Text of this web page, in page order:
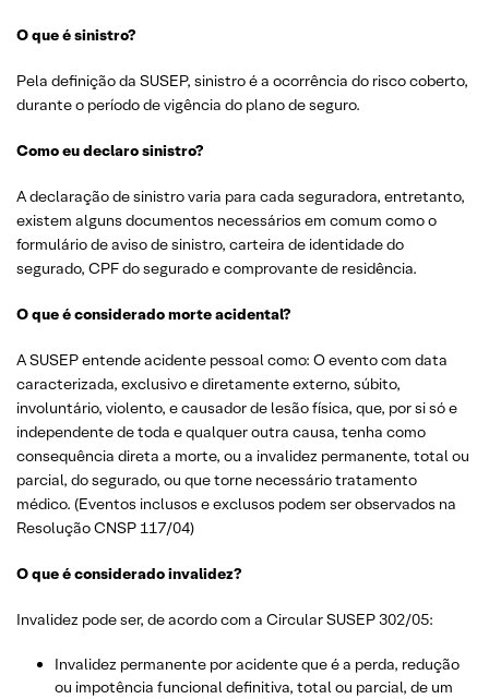
O que é sinistro?
Pela definição da SUSEP, sinistro é a ocorrência do risco coberto,
durante o período de vigência do plano de seguro.
Como eu declaro sinistro?
A declaração de sinistro varia para cada seguradora, entretanto,
existem alguns documentos necessários em comum como o
formulário de aviso de sinistro, carteira de identidade do
segurado, CPF do segurado e comprovante de residência.
O que é considerado morte acidental?
A SUSEP entende acidente pessoal como: O evento com data
caracterizada, exclusivo e diretamente externo, súbito,
involuntário, violento, e causador de lesão física, que, por si só e
independente de toda e qualquer outra causa, tenha como
consequência direta a morte, ou a invalidez permanente, total ou
parcial, do segurado, ou que torne necessário tratamento
médico. (Eventos inclusos e exclusos podem ser observados na
Resolução CNSP 117/04)
O que é considerado invalidez?
Invalidez pode ser, de acordo com a Circular SUSEP 302/05:
Invalidez permanente por acidente que é a perda, redução
ou impotência funcional definitiva, total ou parcial, de um